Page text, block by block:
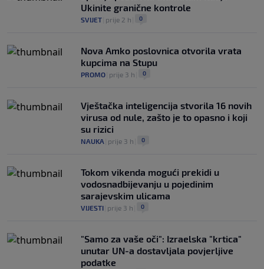
Ukinite granične kontrole
SVIJET prije 2 h 0
Nova Amko poslovnica otvorila vrata
kupcima na Stupu
PROMO prije 3 h 0
Vještačka inteligencija stvorila 16 novih
virusa od nule, zašto je to opasno i koji
su rizici
NAUKA prije 3 h 0
Tokom vikenda mogući prekidi u
vodosnadbijevanju u pojedinim
sarajevskim ulicama
VIJESTI prije 3 h 0
"Samo za vaše oči": Izraelska "krtica"
unutar UN-a dostavljala povjerljive
podatke